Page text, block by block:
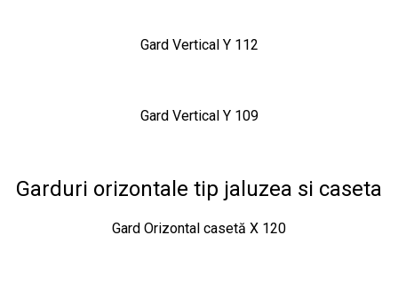
Gard Vertical Y 112
Gard Vertical Y 109
Garduri orizontale tip jaluzea si caseta
Gard Orizontal casetă X 120